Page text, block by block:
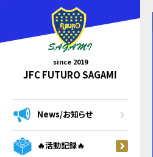
since 2019
JFC FUTURO SAGAMI
News/お知らせ
🔥活動記録🔥